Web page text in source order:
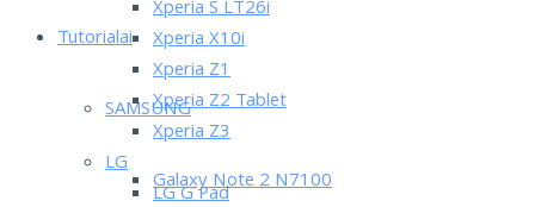
Tutorialai
SAMSUNG
Galaxy Note 2 N7100
Xperia S LT26i
Xperia X10i
Xperia Z1
Xperia Z2 Tablet
Xperia Z3
LG
LG G Pad